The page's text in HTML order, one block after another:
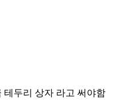
테두리 상자 라고 써야함